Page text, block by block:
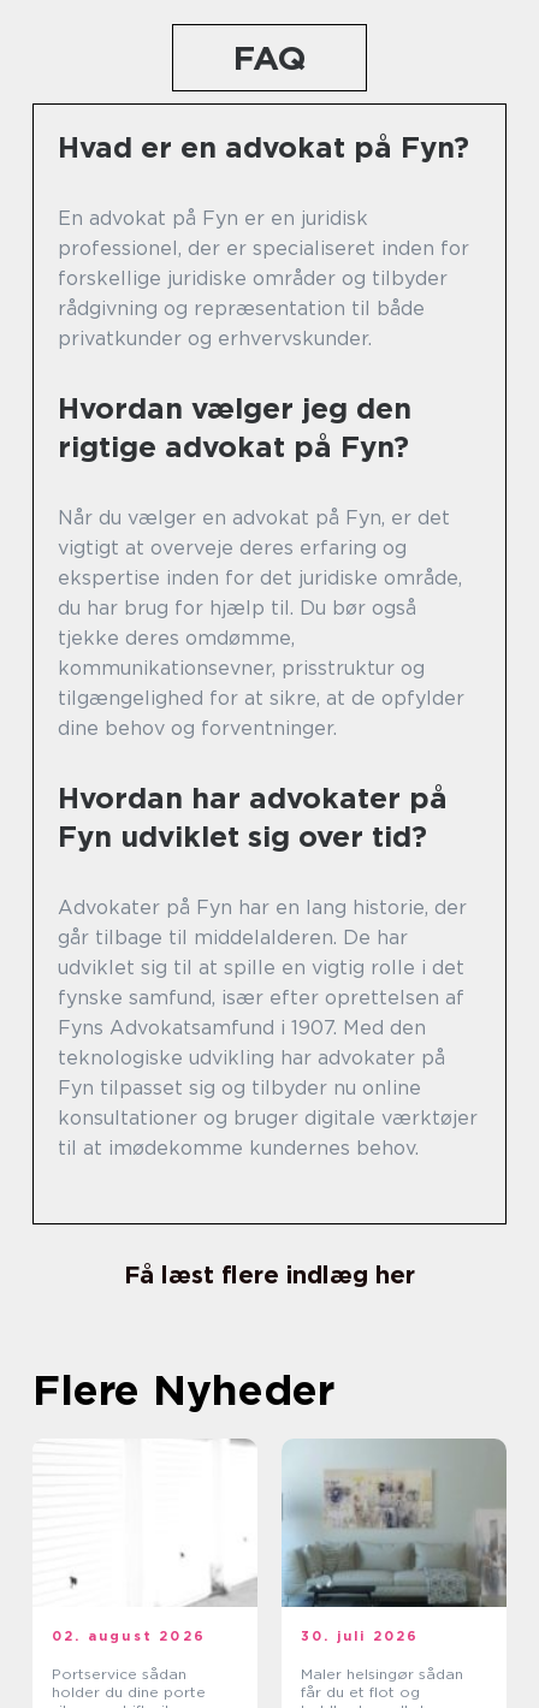
FAQ
Hvad er en advokat på Fyn?
En advokat på Fyn er en juridisk
professionel, der er specialiseret inden for
forskellige juridiske områder og tilbyder
rådgivning og repræsentation til både
privatkunder og erhvervskunder.
Hvordan vælger jeg den
rigtige advokat på Fyn?
Når du vælger en advokat på Fyn, er det
vigtigt at overveje deres erfaring og
ekspertise inden for det juridiske område,
du har brug for hjælp til. Du bør også
tjekke deres omdømme,
kommunikationsevner, prisstruktur og
tilgængelighed for at sikre, at de opfylder
dine behov og forventninger.
Hvordan har advokater på
Fyn udviklet sig over tid?
Advokater på Fyn har en lang historie, der
går tilbage til middelalderen. De har
udviklet sig til at spille en vigtig rolle i det
fynske samfund, især efter oprettelsen af
Fyns Advokatsamfund i 1907. Med den
teknologiske udvikling har advokater på
Fyn tilpasset sig og tilbyder nu online
konsultationer og bruger digitale værktøjer
til at imødekomme kundernes behov.
Få læst flere indlæg her
Flere Nyheder
02. august 2026
Portservice sådan
holder du dine porte
30. juli 2026
Maler helsingør sådan
får du et flot og